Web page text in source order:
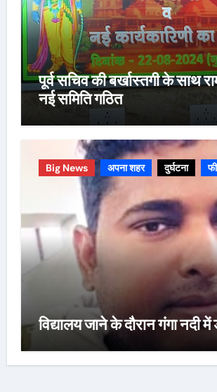
पूर्व सचिव की बर्खास्तगी के साथ
नई समिति गठित
Big News अपना शहर दुर्घटना
विद्यालय जाने के दौरान गंगा नदी